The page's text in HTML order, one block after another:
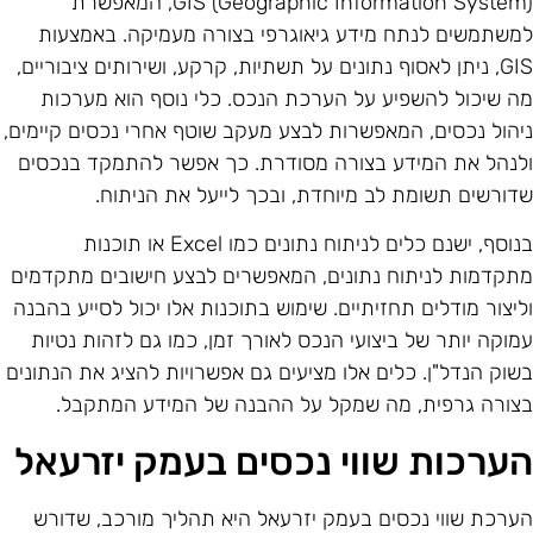
לנתח מידע גיאוגרפי בצורה מעמיקה. באמצעות
GIS, ניתן לאסוף נתונים על תשתיות, קרקע, ושירותים ציבוריים,
שיכול להשפיע על הערכת הנכס. כלי נוסף הוא מערכות
נכסים, המאפשרות לבצע מעקב שוטף אחרי נכסים קיימים,
את המידע בצורה מסודרת. כך אפשר להתמקד בנכסים
תשומת לב מיוחדת, ובכך לייעל את הניתוח.
בנוסף, ישנם כלים לניתוח נתונים כמו Excel או תוכנות
לניתוח נתונים, המאפשרים לבצע חישובים מתקדמים
מודלים תחזיתיים. שימוש בתוכנות אלו יכול לסייע בהבנה
יותר של ביצועי הנכס לאורך זמן, כמו גם לזהות נטיות
הנדל"ן. כלים אלו מציעים גם אפשרויות להציג את הנתונים
גרפית, מה שמקל על ההבנה של המידע המתקבל.
שווי נכסים בעמק יזרעאל
שווי נכסים בעמק יזרעאל היא תהליך מורכב, שדורש